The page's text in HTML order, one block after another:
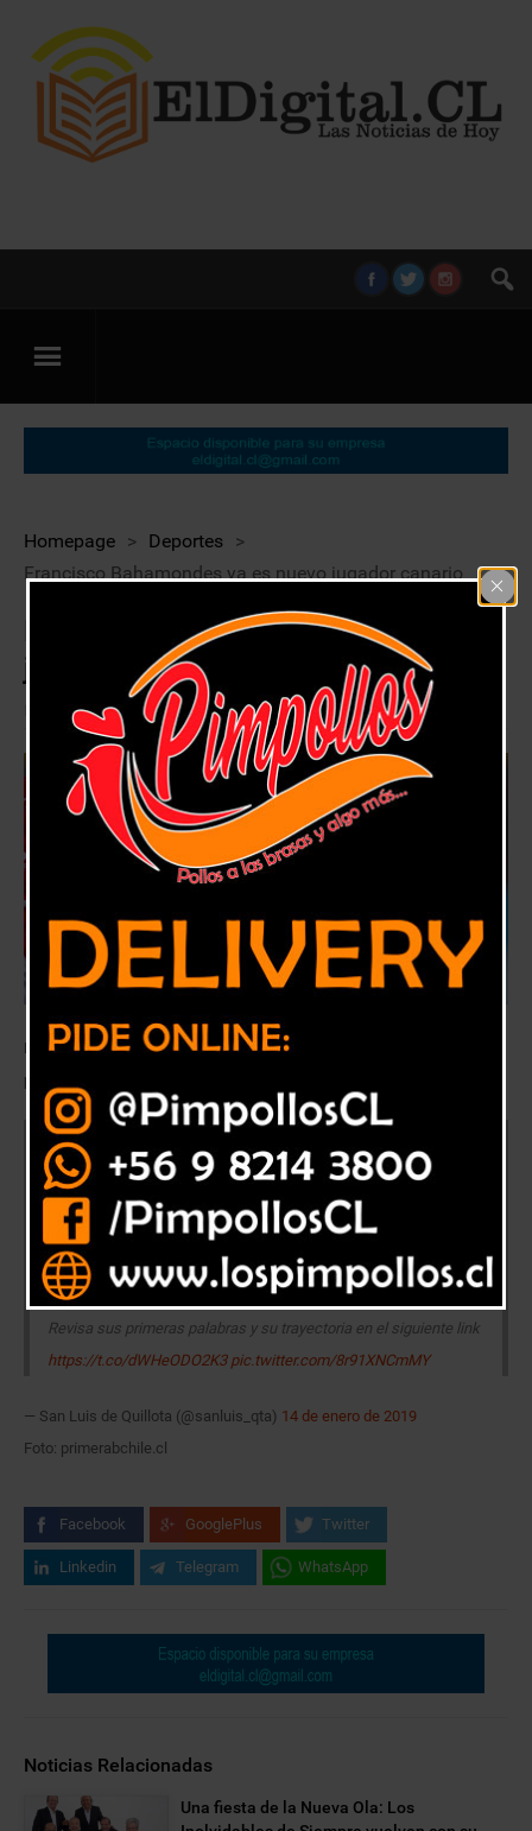
Homepage > Deportes >
Francisco Bahamondes ya es nuevo jugador canario
Francisco Bahamondes ya es nuevo
jugador canario
14 enero, 2019 Deportes
El lateral proveniente de Unión San Felipe, vino a reforzar a San Luis
para el 2019.
¡CON EL OBJETIVO DEL CENTENARIO EN LA MIRA!
Francisco Bahamondes, lateral derecho de 30 años, se suma
como el cuarto refuerzo confirmado de @sanluis_qta
temporada 2019.
Revisa sus primeras palabras y su trayectoria en el siguiente link
https://t.co/dWHeODO2K3 pic.twitter.com/8r91XNCmMY
— San Luis de Quillota (@sanluis_qta) 14 de enero de 2019
Foto: primerabchile.cl
Facebook GooglePlus Twitter
Linkedin Telegram WhatsApp
Noticias Relacionadas
Una fiesta de la Nueva Ola: Los